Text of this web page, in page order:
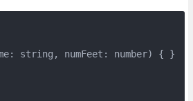
string, numFeet: number) { }